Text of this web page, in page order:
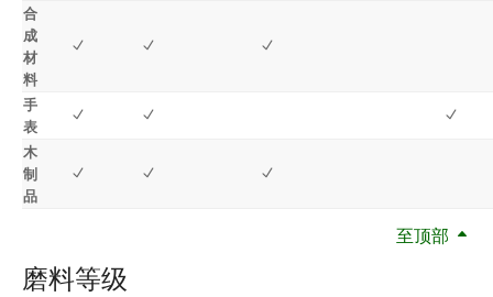
合
成
材
料
手
表
木
制
品
至顶部
磨料等级